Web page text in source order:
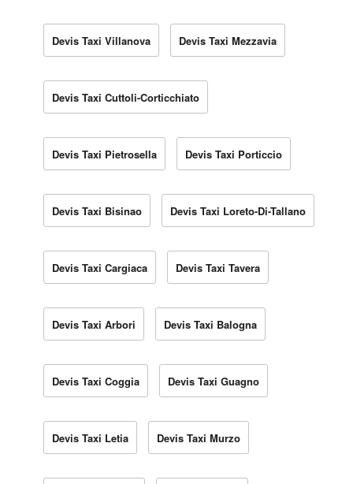
Devis Taxi Villanova Devis Taxi Mezzavia
Devis Taxi Cuttoli-Corticchiato
Devis Taxi Pietrosella Devis Taxi Porticcio
Devis Taxi Bisinao Devis Taxi Loreto-Di-Tallano
Devis Taxi Cargiaca Devis Taxi Tavera
Devis Taxi Arbori Devis Taxi Balogna
Devis Taxi Coggia Devis Taxi Guagno
Devis Taxi Letia Devis Taxi Murzo